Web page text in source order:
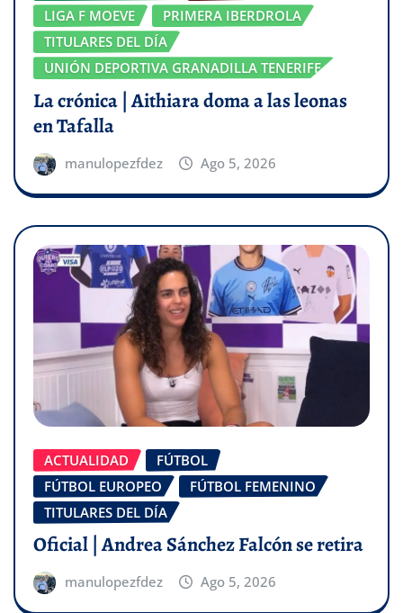
LIGA F MOEVE
PRIMERA IBERDROLA
TITULARES DEL DÍA
UNIÓN DEPORTIVA GRANADILLA TENERIFE
La crónica | Aithiara doma a las leonas
en Tafalla
manulopezfdez Ago 5, 2026
ACTUALIDAD
FÚTBOL
FÚTBOL EUROPEO
FÚTBOL FEMENINO
TITULARES DEL DÍA
Oficial | Andrea Sánchez Falcón se retira
manulopezfdez Ago 5, 2026